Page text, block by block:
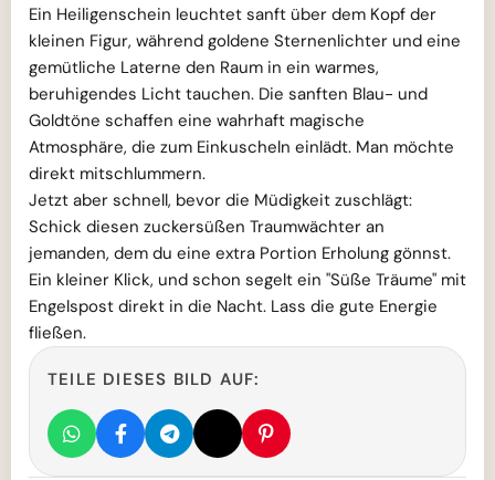
Ein Heiligenschein leuchtet sanft über dem Kopf der
kleinen Figur, während goldene Sternenlichter und eine
gemütliche Laterne den Raum in ein warmes,
beruhigendes Licht tauchen. Die sanften Blau- und
Goldtöne schaffen eine wahrhaft magische
Atmosphäre, die zum Einkuscheln einlädt. Man möchte
direkt mitschlummern.
Jetzt aber schnell, bevor die Müdigkeit zuschlägt:
Schick diesen zuckersüßen Traumwächter an
jemanden, dem du eine extra Portion Erholung gönnst.
Ein kleiner Klick, und schon segelt ein "Süße Träume" mit
Engelspost direkt in die Nacht. Lass die gute Energie
fließen.
TEILE DIESES BILD AUF: